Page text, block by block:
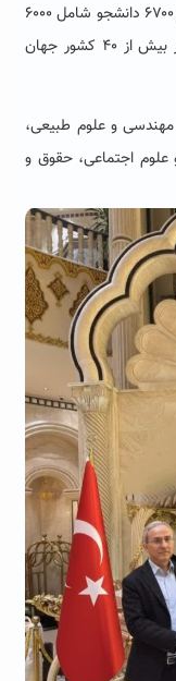
دانشکده، حدود ۲۷۰ عضو هیأت علمی و بیش از ۶۷۰۰ دانشجو شامل ۶۰۰۰
دانشجوی ترکیه‌ای و ۷۰۰ دانشجوی بین‌المللی از بیش از ۴۰ کشور جهان
مهندسی و علوم طبیعی،
اجتماعی، حقوق و